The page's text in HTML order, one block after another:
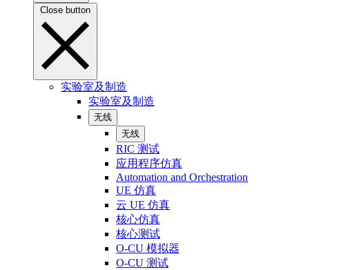
Close button
实验室及制造
实验室及制造
无线
无线
RIC 测试
应用程序仿真
Automation and Orchestration
UE 仿真
云 UE 仿真
核心仿真
核心测试
O-CU 模拟器
O-CU 测试